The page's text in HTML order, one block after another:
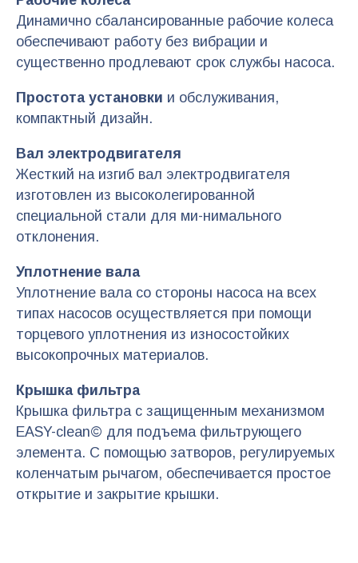
Динамично сбалансированные рабочие колеса
обеспечивают работу без вибрации и
существенно продлевают срок службы насоса.
Простота установки и обслуживания,
компактный дизайн.
Вал электродвигателя
Жесткий на изгиб вал электродвигателя
изготовлен из высоколегированной
специальной стали для ми-нимального
отклонения.
Уплотнение вала
Уплотнение вала со стороны насоса на всех
типах насосов осуществляется при помощи
торцевого уплотнения из износостойких
высокопрочных материалов.
Крышка фильтра
Крышка фильтра с защищенным механизмом
EASY-clean© для подъема фильтрующего
элемента. С помощью затворов, регулируемых
коленчатым рычагом, обеспечивается простое
открытие и закрытие крышки.